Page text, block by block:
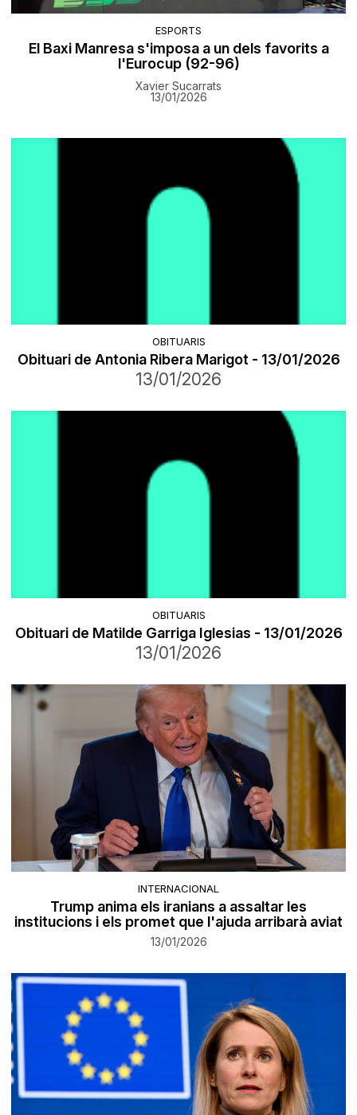
ESPORTS
El Baxi Manresa s'imposa a un dels favorits a
l'Eurocup (92-96)
Xavier Sucarrats
13/01/2026
OBITUARIS
Obituari de Antonia Ribera Marigot - 13/01/2026
13/01/2026
OBITUARIS
Obituari de Matilde Garriga Iglesias - 13/01/2026
13/01/2026
INTERNACIONAL
Trump anima els iranians a assaltar les
institucions i els promet que l'ajuda arribarà aviat
13/01/2026